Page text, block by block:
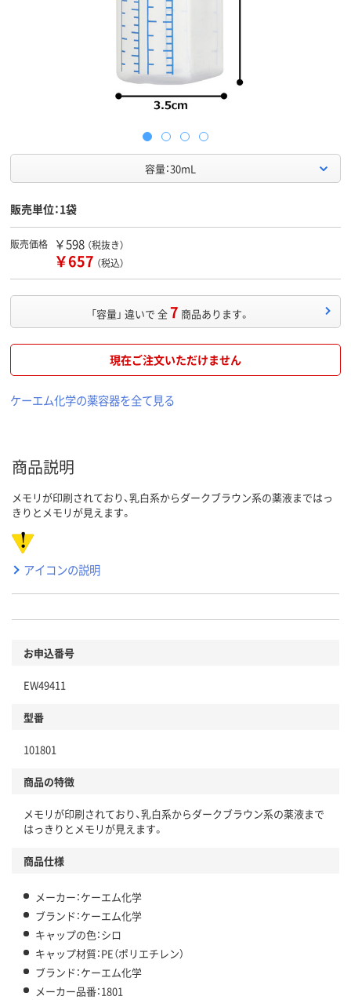
容量：30mL
販売単位：1袋
販売価格 ￥598 （税抜き）
￥657 （税込）
「容量」 違いで 全7 商品あります。
現在ご注文いただけません
ケーエム化学の薬容器を全て見る
商品説明
メモリが印刷されており、乳白系からダークブラウン系の薬液まではっ
きりとメモリが見えます。
アイコンの説明
お申込番号
EW49411
型番
101801
商品の特徴
メモリが印刷されており、乳白系からダークブラウン系の薬液まで
はっきりとメモリが見えます。
商品仕様
メーカー：ケーエム化学
ブランド：ケーエム化学
キャップの色：シロ
キャップ材質：PE（ポリエチレン）
ブランド：ケーエム化学
メーカー品番：1801